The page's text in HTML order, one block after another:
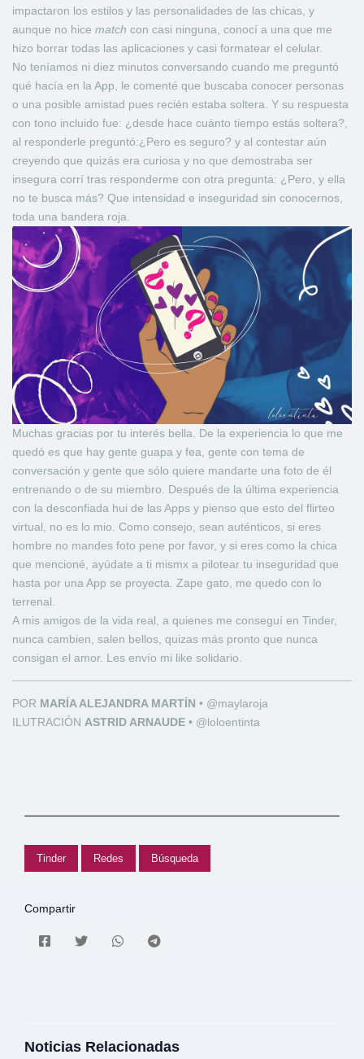
impactaron los estilos y las personalidades de las chicas, y
aunque no hice match con casi ninguna, conocí a una que me
hizo borrar todas las aplicaciones y casi formatear el celular.
No teníamos ni diez minutos conversando cuando me preguntó
qué hacía en la App, le comenté que buscaba conocer personas
o una posible amistad pues recién estaba soltera. Y su respuesta
con tono incluido fue: ¿desde hace cuánto tiempo estás soltera?,
al responderle preguntó:¿Pero es seguro? y al contestar aún
creyendo que quizás era curiosa y no que demostraba ser
insegura corrí tras responderme con otra pregunta: ¿Pero, y ella
no te busca más? Que intensidad e inseguridad sin conocernos,
toda una bandera roja.
Muchas gracias por tu interés bella. De la experiencia lo que me
quedó es que hay gente guapa y fea, gente con tema de
conversación y gente que sólo quiere mandarte una foto de él
entrenando o de su miembro. Después de la última experiencia
con la desconfiada hui de las Apps y pienso que esto del flirteo
virtual, no es lo mio. Como consejo, sean auténticos, si eres
hombre no mandes foto pene por favor, y si eres como la chica
que mencioné, ayúdate a ti mismx a pilotear tu inseguridad que
hasta por una App se proyecta. Zape gato, me quedo con lo
terrenal.
A mis amigos de la vida real, a quienes me conseguí en Tinder,
nunca cambien, salen bellos, quizas más pronto que nunca
consigan el amor. Les envío mi like solidario.
POR MARÍA ALEJANDRA MARTÍN • @maylaroja
ILUTRACIÓN ASTRID ARNAUDE • @loloentinta
Tinder Redes Búsqueda
Compartir
Noticias Relacionadas